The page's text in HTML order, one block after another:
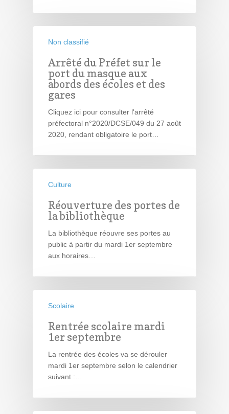
Non classifié
Arrêté du Préfet sur le
port du masque aux
abords des écoles et des
gares
Cliquez ici pour consulter l'arrêté
préfectoral n°2020/DCSE/049 du 27 août
2020, rendant obligatoire le port…
Culture
Réouverture des portes de
la bibliothèque
La bibliothèque réouvre ses portes au
public à partir du mardi 1er septembre
aux horaires…
Scolaire
Rentrée scolaire mardi
1er septembre
La rentrée des écoles va se dérouler
mardi 1er septembre selon le calendrier
suivant :…